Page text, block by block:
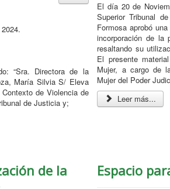
“Sra. Directora de la
María Silvia S/ Eleva
de Violencia de
de Justicia y;
El día 20 de
Superior Tribunal
Formosa aprobó
incorporación de la
resaltando su
El presente
Mujer, a cargo de
Mujer del Poder
Leer más...
de la
Espacio